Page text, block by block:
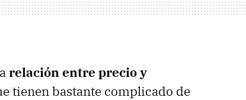
relación entre precio y
tienen bastante complicado de